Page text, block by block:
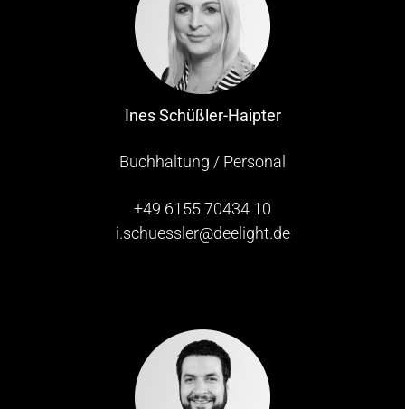
Ines Schüßler-Haipter
Buchhaltung / Personal
+49 6155 70434 10
i.schuessler@deelight.de